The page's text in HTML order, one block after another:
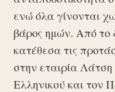
ενώ όλα γίνονται
βάρος ημών. Από το
κατέθεσα τις
στην εταιρία
Ελληνικού και τον